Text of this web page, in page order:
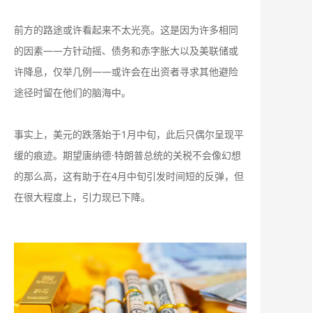
前方的路途或许看起来不太光亮。这是因为许多相同
的因素——方针动摇、债务和赤字胀大以及美联储或
许降息，仅举几例——或许会在出资者寻求其他避险
途径时留在他们的脑海中。
事实上，美元的跌落始于1月中旬，此后只偶尔呈现平
缓的痕迹。期望唐纳德·特朗普总统的关税不会像幻想
的那么高，这有助于在4月中旬引发时间短的反弹，但
在很大程度上，引力现已下降。